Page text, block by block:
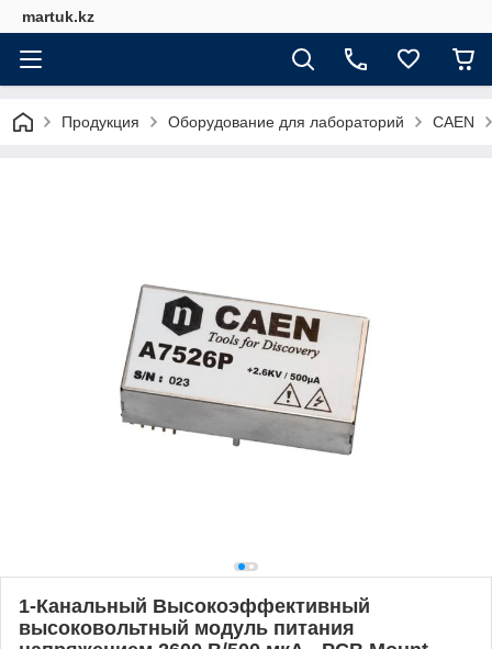
martuk.kz
Продукция Оборудование для лабораторий CAEN
1-Канальный Высокоэффективный
высоковольтный модуль питания